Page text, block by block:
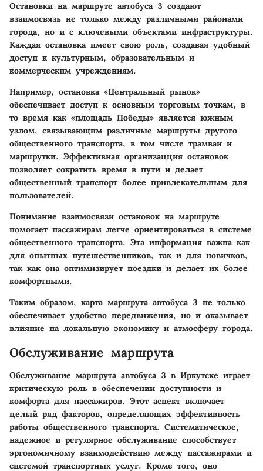
Остановки на маршруте автобуса 3 создают
взаимосвязь не только между различными районами
города, но и с ключевыми объектами инфраструктуры.
Каждая остановка имеет свою роль, создавая удобный
доступ к культурным, образовательным и
коммерческим учреждениям.
Например, остановка «Центральный рынок»
обеспечивает доступ к основным торговым точкам, в
то время как «площадь Победы» является южным
узлом, связывающим различные маршруты другого
общественного транспорта, в том числе трамваи и
маршрутки. Эффективная организацция остановок
позволяет сократить время в пути и делает
общественный транспорт более привлекательным для
пользователей.
Понимание взаимосвязи остановок на маршруте
помогает пассажирам легче ориентироваться в системе
общественного транспорта. Эта информация важна как
для опытных путешественников, так и для новичков,
так как она оптимизирует поездки и делает их более
комфортными.
Таким образом, карта маршрута автобуса 3 не только
обеспечивает удобство передвижения, но и оказывает
влияние на локальную экономику и атмосферу города.
Обслуживание маршрута
Обслуживание маршрута автобуса 3 в Иркутске играет
критическую роль в обеспечении доступности и
комфорта для пассажиров. Этот аспект включает
целый ряд факторов, определяющих эффективность
работы общественного транспорта. Систематическое,
надежное и регулярное обслуживание способствует
эргономичному взаимодействию между пассажирами и
системой транспортных услуг. Кроме того, оно